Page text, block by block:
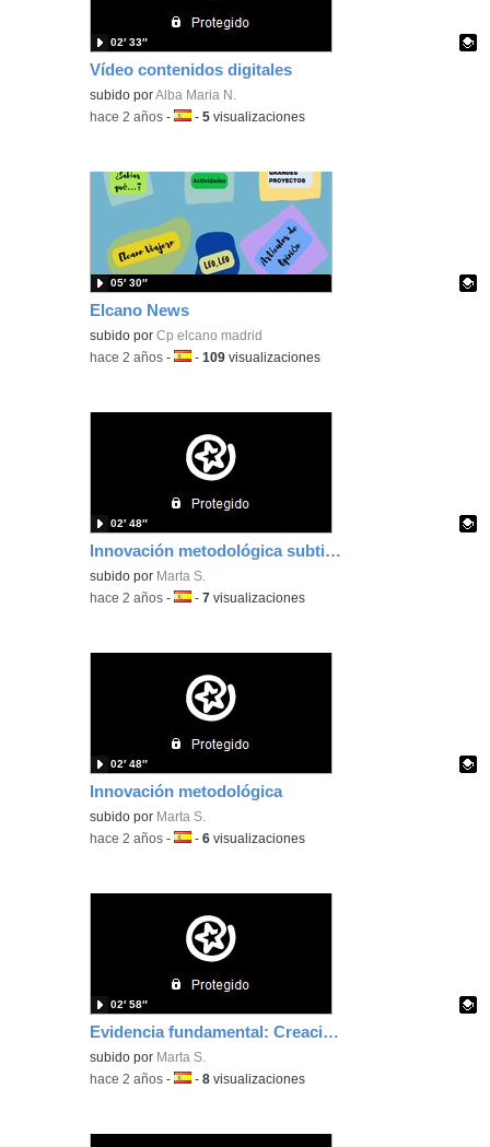
Vídeo contenidos digitales
Contenido educativo.
subido porAlba Maria N.
02′ 33″
-hace 2 años -Idioma:
-5 visualizaciones
Elcano News
Contenido educativo.
subido porCp elcano madrid
05′ 30″
-hace 2 años -Idioma:
-109 visualizaciones
Innovación metodológica subtitulado
Contenido educativo.
subido por Marta S.
02′ 48″
-hace 2 años -Idioma:
-7 visualizaciones
Innovación metodológica
Contenido educativo.
subido por Marta S.
02′ 48″
-hace 2 años -Idioma:
-6 visualizaciones
Evidencia fundamental: Creación de contenidos 3
Contenido educativo.
subido por Marta S.
02′ 58″
-hace 2 años -Idioma:
-8 visualizaciones